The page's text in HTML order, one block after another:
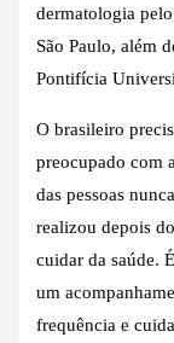
dermatologia
São Paulo, além
Pontifícia
O brasileiro
preocupado com
das pessoas
realizou depois
cuidar da saúde.
um
frequência e